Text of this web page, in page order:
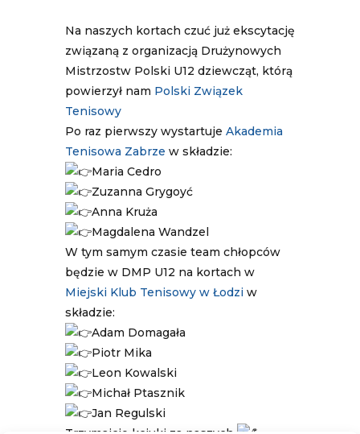
Na naszych kortach czuć już ekscytację
związaną z organizacją Drużynowych
Mistrzostw Polski U12 dziewcząt, którą
powierzył nam Polski Związek
Tenisowy
Po raz pierwszy wystartuje Akademia
Tenisowa Zabrze w składzie:
Maria Cedro
Zuzanna Grygoyć
Anna Kruża
Magdalena Wandzel
W tym samym czasie team chłopców
będzie w DMP U12 na kortach w
Miejski Klub Tenisowy w Łodzi w
składzie:
Adam Domagała
Piotr Mika
Leon Kowalski
Michał Ptasznik
Jan Regulski